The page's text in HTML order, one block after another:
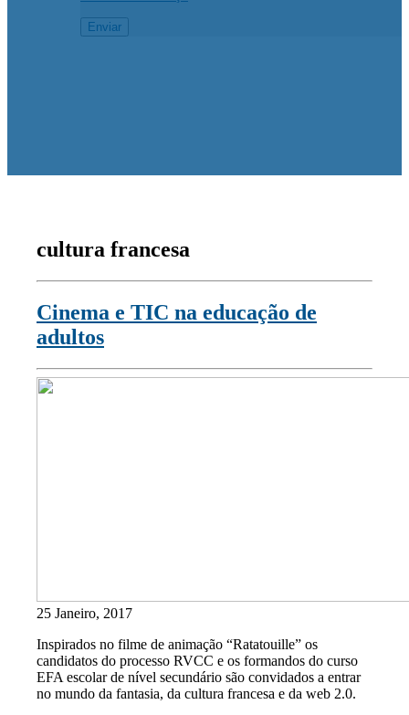
cultura francesa
Cinema e TIC na educação de
adultos
25 Janeiro, 2017
Inspirados no filme de animação “Ratatouille” os
candidatos do processo RVCC e os formandos do curso
EFA escolar de nível secundário são convidados a entrar
no mundo da fantasia, da cultura francesa e da web 2.0.